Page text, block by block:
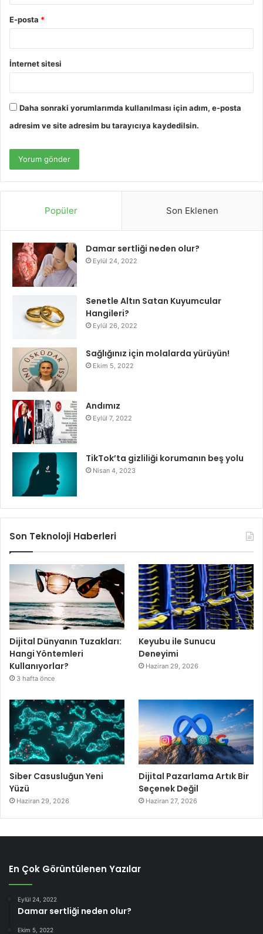
E-posta *
İnternet sitesi
Daha sonraki yorumlarımda kullanılması için adım, e-posta
adresim ve site adresim bu tarayıcıya kaydedilsin.
Popüler Son Eklenen
Damar sertliği neden olur?
Eylül 24, 2022
Senetle Altın Satan Kuyumcular
Hangileri?
Eylül 26, 2022
Sağlığınız için molalarda yürüyün!
Ekim 5, 2022
Andımız
Eylül 7, 2022
TikTok’ta gizliliği korumanın beş yolu
Nisan 4, 2023
Son Teknoloji Haberleri
Dijital Dünyanın Tuzakları:
Hangi Yöntemleri
Kullanıyorlar?
3 hafta önce
Keyubu ile Sunucu
Deneyimi
Haziran 29, 2026
Siber Casusluğun Yeni
Yüzü
Haziran 29, 2026
Dijital Pazarlama Artık Bir
Seçenek Değil
Haziran 27, 2026
En Çok Görüntülenen Yazılar
Eylül 24, 2022
Damar sertliği neden olur?
Ekim 5, 2022